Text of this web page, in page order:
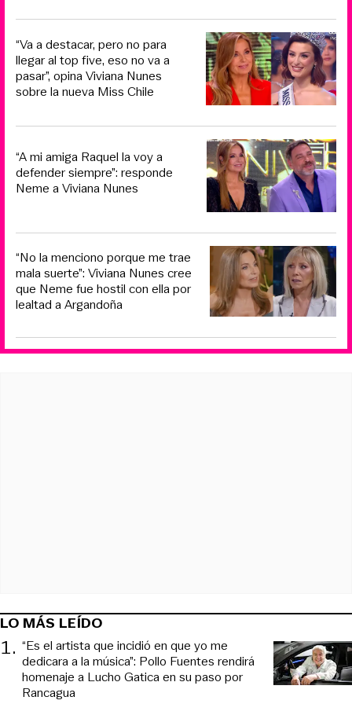
“Va a destacar, pero no para
llegar al top five, eso no va a
pasar”, opina Viviana Nunes
sobre la nueva Miss Chile
“A mi amiga Raquel la voy a
defender siempre”: responde
Neme a Viviana Nunes
“No la menciono porque me trae
mala suerte”: Viviana Nunes cree
que Neme fue hostil con ella por
lealtad a Argandoña
LO MÁS LEÍDO
1. “Es el artista que incidió en que yo me
dedicara a la música”: Pollo Fuentes rendirá
homenaje a Lucho Gatica en su paso por
Rancagua